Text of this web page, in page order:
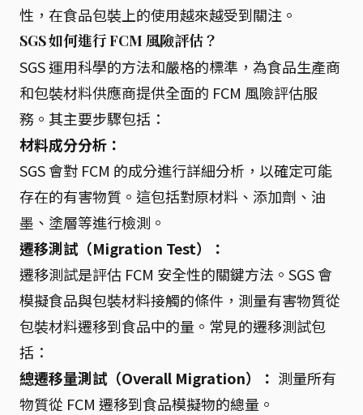
性，在食品包裝上的使用越來越受到關注。
SGS 如何進行 FCM 風險評估？
SGS 運用科學的方法和嚴格的標準，為食品生產商
和包裝材料供應商提供全面的 FCM 風險評估服
務。其主要步驟包括：
材料成分分析：
SGS 會對 FCM 的成分進行詳細分析，以確定可能
存在的有害物質。這包括對原材料、添加劑、油
墨、塗層等進行檢測。
遷移測試（Migration Test）：
遷移測試是評估 FCM 安全性的關鍵方法。SGS 會
模擬食品與包裝材料接觸的條件，測量有害物質從
包裝材料遷移到食品中的量。常見的遷移測試包
括：
總遷移量測試（Overall Migration）： 測量所有
物質從 FCM 遷移到食品模擬物的總量。